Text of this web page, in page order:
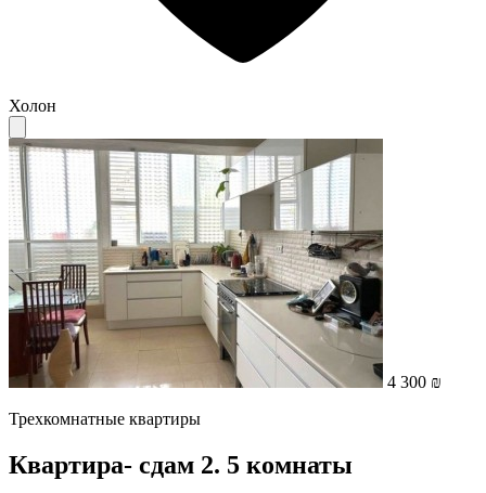
Холон
4 300 ₪
Трехкомнатные квартиры
Квартира- cдам 2. 5 комнаты